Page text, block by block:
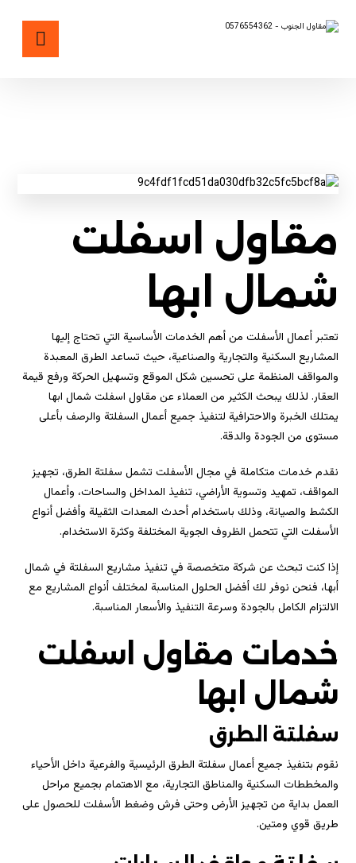
مقاول اسفلت
شمال ابها
تعتبر أعمال الأسفلت من أهم الخدمات الأساسية التي تحتاج إليها
المشاريع السكنية والتجارية والصناعية، حيث تساعد الطرق المعبدة
والمواقف المنظمة على تحسين شكل الموقع وتسهيل الحركة ورفع قيمة
العقار. لذلك يبحث الكثير من العملاء عن مقاول اسفلت شمال ابها
يمتلك الخبرة والاحترافية لتنفيذ جميع أعمال السفلتة والرصف بأعلى
مستوى من الجودة والدقة.
نقدم خدمات متكاملة في مجال الأسفلت تشمل سفلتة الطرق، تجهيز
المواقف، تمهيد وتسوية الأراضي، تنفيذ المداخل والساحات، وأعمال
الكشط والصيانة، وذلك باستخدام أحدث المعدات الثقيلة وأفضل أنواع
الأسفلت التي تتحمل الظروف الجوية المختلفة وكثرة الاستخدام.
إذا كنت تبحث عن شركة متخصصة في تنفيذ مشاريع السفلتة في شمال
أبها، فنحن نوفر لك أفضل الحلول المناسبة لمختلف أنواع المشاريع مع
الالتزام الكامل بالجودة وسرعة التنفيذ والأسعار المناسبة.
خدمات مقاول اسفلت
شمال ابها
سفلتة الطرق
نقوم بتنفيذ جميع أعمال سفلتة الطرق الرئيسية والفرعية داخل الأحياء
والمخططات السكنية والمناطق التجارية، مع الاهتمام بجميع مراحل
العمل بداية من تجهيز الأرض وحتى فرش وضغط الأسفلت للحصول على
طريق قوي ومتين.